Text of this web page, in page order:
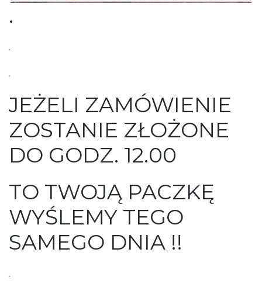
.
.
.
JEŻELI ZAMÓWIENIE
ZOSTANIE ZŁOŻONE
DO GODZ. 12.00
TO TWOJĄ PACZKĘ
WYŚLEMY TEGO
SAMEGO DNIA !!
.